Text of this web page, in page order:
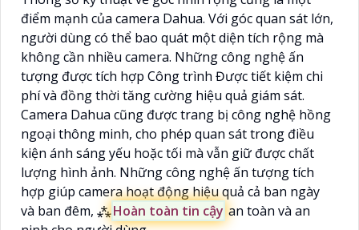
điểm mạnh của camera Dahua. Với góc quan sát lớn,
người dùng có thể bao quát một diện tích rộng mà
không cần nhiều camera. Những công nghệ ấn
tượng được tích hợp Công trình Được tiết kiệm chi
phí và đồng thời tăng cường hiệu quả giám sát.
Camera Dahua cũng được trang bị công nghệ hồng
ngoại thông minh, cho phép quan sát trong điều
kiện ánh sáng yếu hoặc tối mà vẫn giữ được chất
lượng hình ảnh. Những công nghệ ấn tượng tích
hợp giúp camera hoạt động hiệu quả cả ban ngày
và ban đêm, ⁂Hoàn toàn tin cậy an toàn và an